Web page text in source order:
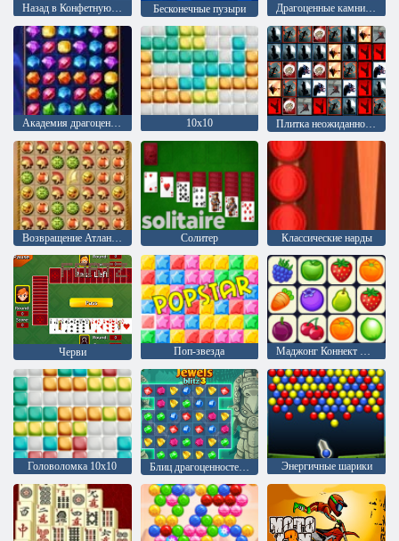
Назад в Конфетную страну: Эпизод 1 Бесконечные пузыри Драгоценные камни: Взрыв
10х10 Плитка неожиданностей
Солитер Классические нарды
Черви Поп-звезда Маджонг Коннект Онет
Головоломка 10х10 Блиц драгоценностей 3 Энергичные шарики